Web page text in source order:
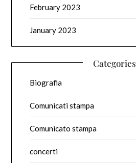
February 2023
January 2023
Categories
Biografia
Comunicati stampa
Comunicato stampa
concerti